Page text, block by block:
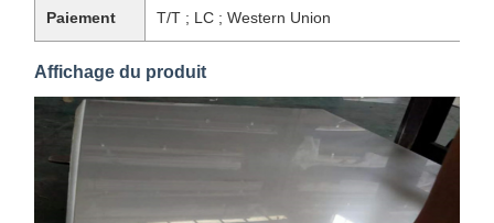
Paiement T/T ; LC ; Western Union
Affichage du produit